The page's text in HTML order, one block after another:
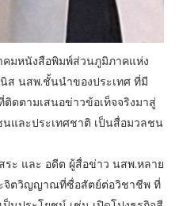
มหนังสือพิมพ์ส่วนภูมิภาคแห่ง
ส นสพ.ชั้นนำของประเทศ ที่มี
ดตามเสนอข่าวข้อเท็จจริงมาสู่
และประเทศชาติ เป็นสื่อมวลชน
ะ และ อดีต ผู้สื่อข่าว นสพ.หลาย
จิตวิญญาณที่ซื่อสัตย์ต่อวิชาชีพ ที่